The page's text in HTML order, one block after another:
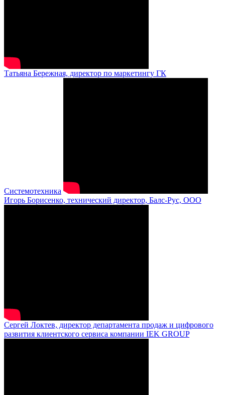
Татьяна Бережная, директор по маркетингу ГК
Системотехника
Игорь Борисенко, технический директор, Балс-Рус, ООО
Сергей Локтев, директор департамента продаж и цифрового
развития клиентского сервиса компании IEK GROUP